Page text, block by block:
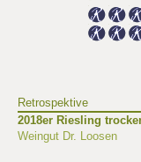
Retrospektive
2018er Riesling
Weingut Dr. Loosen